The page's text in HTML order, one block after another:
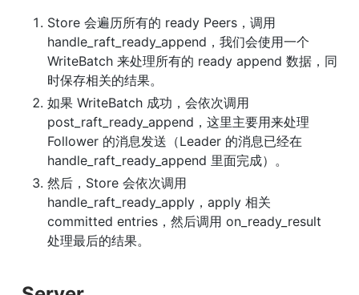
Store 会遍历所有的 ready Peers，调用
handle_raft_ready_append，我们会使用一个
WriteBatch 来处理所有的 ready append 数据，同
时保存相关的结果。
如果 WriteBatch 成功，会依次调用
post_raft_ready_append，这里主要用来处理
Follower 的消息发送（Leader 的消息已经在
handle_raft_ready_append 里面完成）。
然后，Store 会依次调用
handle_raft_ready_apply，apply 相关
committed entries，然后调用 on_ready_result
处理最后的结果。